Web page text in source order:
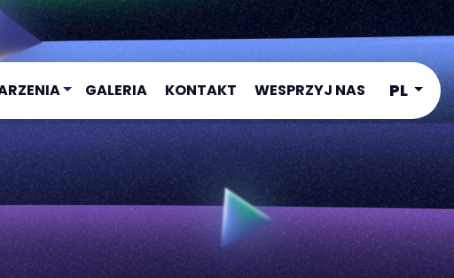
2022
2023
2024
ACADEMY
ACADEMY
GALERIA KONTAKT WESPRZYJ NAS PL